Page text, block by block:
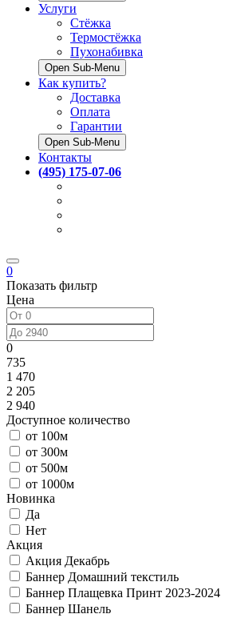
Услуги
Стёжка
Термостёжка
Пухонабивка
Open Sub-Menu
Как купить?
Доставка
Оплата
Гарантии
Open Sub-Menu
Контакты
(495) 175-07-06
0
Показать фильтр
Цена
0
735
1 470
2 205
2 940
Доступное количество
от 100м
от 300м
от 500м
от 1000м
Новинка
Да
Нет
Акция
Акция Декабрь
Баннер Домашний текстиль
Баннер Плащевка Принт 2023-2024
Баннер Шанель